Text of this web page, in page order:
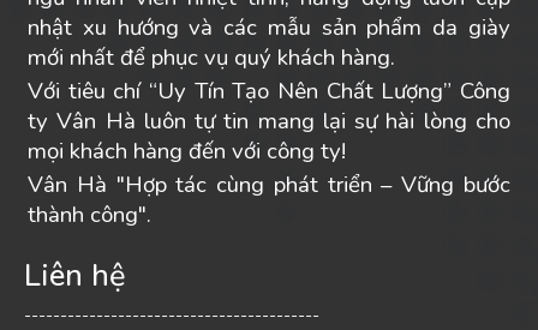
nhật xu hướng và các mẫu sản phẩm da giày
mới nhất để phục vụ quý khách hàng.
Với tiêu chí “Uy Tín Tạo Nên Chất Lượng” Công
ty Vân Hà luôn tự tin mang lại sự hài lòng cho
mọi khách hàng đến với công ty!
Vân Hà "Hợp tác cùng phát triển – Vững bước
thành công".
Liên hệ
-----------------------------------------